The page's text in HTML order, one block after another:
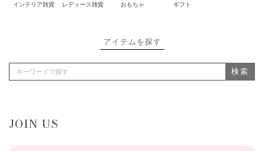
インテリア雑貨 レディース雑貨 おもちゃ ギフト
アイテムを探す
検索
JOIN US